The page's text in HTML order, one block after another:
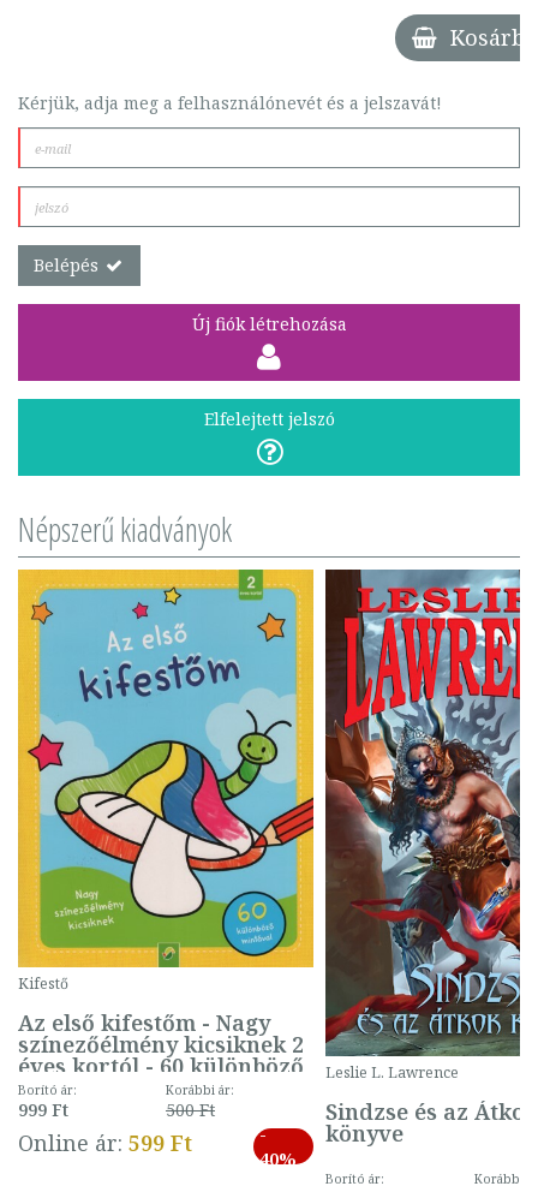
Kosárba
Kérjük, adja meg a felhasználónevét és a jelszavát!
Belépés
Új fiók létrehozása
Elfelejtett jelszó
Népszerű kiadványok
Kifestő
Az első kifestőm - Nagy
színezőélmény kicsiknek 2
éves kortól - 60 különböző
mintával (gombás)
Borító ár:
999 Ft
Korábbi ár:
500 Ft
Online ár: 599 Ft
-
40%
Leslie L. Lawrence
Sindzse és az Átkok
könyve
Borító ár: Korábbi